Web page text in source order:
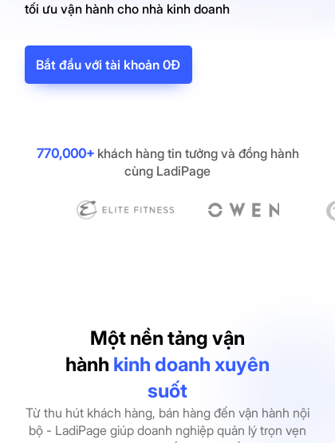
770,000+khách hàng tin tưởng và đồng hành
cùng LadiPage
tối ưu vận hành cho nhà kinh doanh
Bắt đầu với tài khoản 0Đ
Một nền tảng vận
hành kinh doanh xuyên
suốt
Từ thu hút khách hàng, bán hàng đến vận hành nội
bộ - LadiPage giúp doanh nghiệp quản lý trọn vẹn